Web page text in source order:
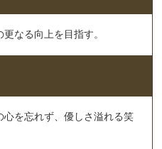
なる向上を目指す。
を忘れず、優しさ溢れる笑